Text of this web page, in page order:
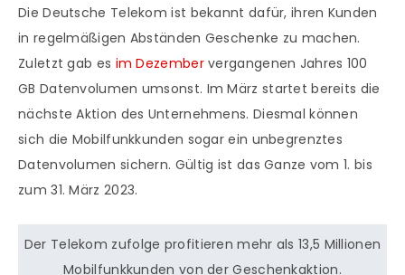
Die Deutsche Telekom ist bekannt dafür, ihren Kunden
in regelmäßigen Abständen Geschenke zu machen.
Zuletzt gab es im Dezembervergangenen Jahres 100
GB Datenvolumen umsonst. Im März startet bereits die
nächste Aktion des Unternehmens. Diesmal können
sich die Mobilfunkkunden sogar ein unbegrenztes
Datenvolumen sichern. Gültig ist das Ganze vom 1. bis
zum 31. März 2023.
Der Telekom zufolge profitieren mehr als 13,5 Millionen
Mobilfunkkunden von der Geschenkaktion.